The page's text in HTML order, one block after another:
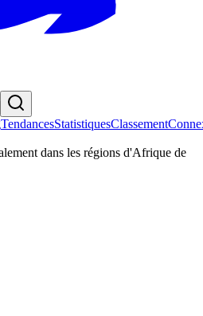
TendancesStatistiquesClassement
dans les régions d'Afrique de